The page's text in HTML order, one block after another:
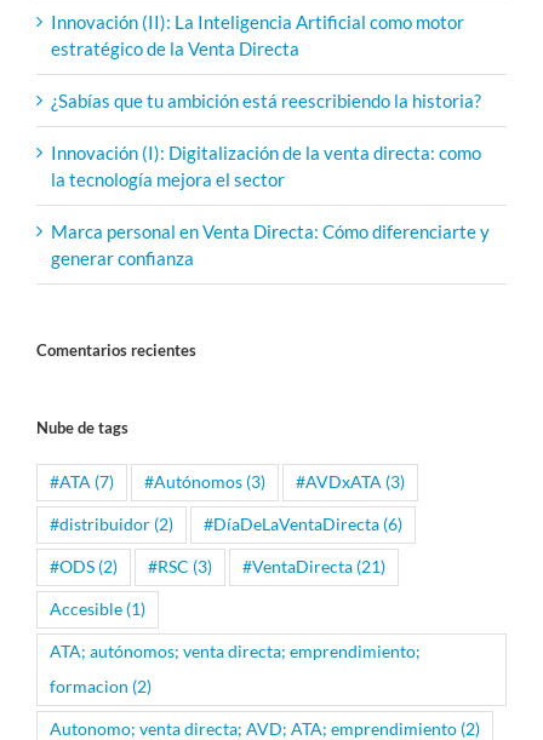
Innovación (II): La Inteligencia Artificial como motor
estratégico de la Venta Directa
¿Sabías que tu ambición está reescribiendo la historia?
Innovación (I): Digitalización de la venta directa: como
la tecnología mejora el sector
Marca personal en Venta Directa: Cómo diferenciarte y
generar confianza
Comentarios recientes
Nube de tags
#ATA (7) #Autónomos (3) #AVDxATA (3)
#distribuidor (2) #DíaDeLaVentaDirecta (6)
#ODS (2) #RSC (3) #VentaDirecta (21)
Accesible (1)
ATA; autónomos; venta directa; emprendimiento;
formacion (2)
Autonomo; venta directa; AVD; ATA; emprendimiento (2)